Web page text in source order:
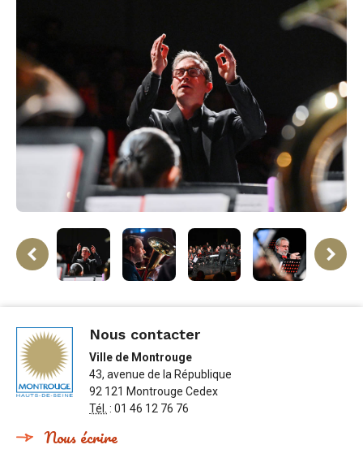
Nous contacter
Ville de Montrouge
43, avenue de la République
92 121 Montrouge Cedex
Tél. : 01 46 12 76 76
Nous écrire